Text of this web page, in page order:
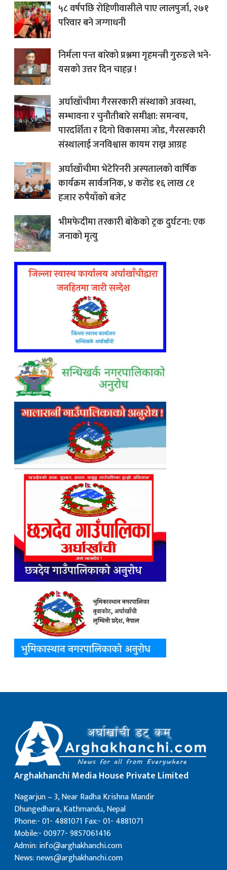
५८ वर्षपछि रोहिणीवासीले पाए लालपुर्जा, २७१
परिवार बने जग्गाधनी
निर्मला पन्त बारेको प्रश्नमा गृहमन्त्री गुरुङले भने-
यसको उत्तर दिन चाहन्न !
अर्घाखाँचीमा गैरसरकारी संस्थाको अवस्था,
सम्भावना र चुनौतीबारे समीक्षा: समन्वय,
पारदर्शिता र दिगो विकासमा जोड, गैरसरकारी
संस्थालाई जनविश्वास कायम राख्न आग्रह
अर्घाखाँचीमा भेटेरिनरी अस्पतालको वार्षिक
कार्यक्रम सार्वजनिक, ४ करोड १६ लाख ८१
हजार रुपैयाँको बजेट
भीमफेदीमा तरकारी बोकेको ट्रक दुर्घटना: एक
जनाको मृत्यु
Arghakhanchi Media House Private Limited
Nagarjun – 3, Near Radha Krishna Mandir
Dhungedhara, Kathmandu, Nepal
Phone:- 01- 4881071 Fax:- 01- 4881071
Mobile:- 00977- 9857061416
Admin: info@arghakhanchi.com
News: news@arghakhanchi.com